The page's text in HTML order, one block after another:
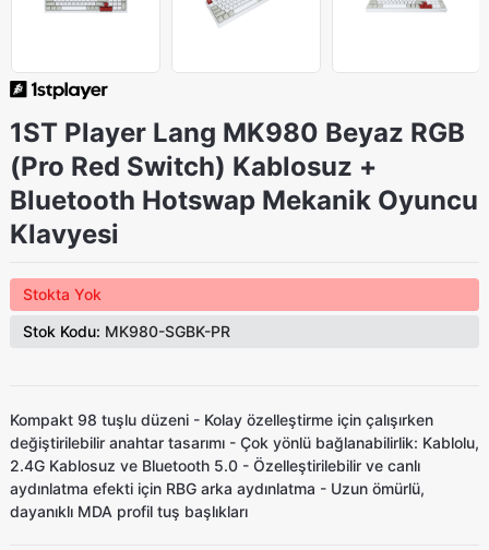
1ST Player Lang MK980 Beyaz RGB
(Pro Red Switch) Kablosuz +
Bluetooth Hotswap Mekanik Oyuncu
Klavyesi
Stokta Yok
Stok Kodu: MK980-SGBK-PR
Kompakt 98 tuşlu düzeni - Kolay özelleştirme için çalışırken
değiştirilebilir anahtar tasarımı - Çok yönlü bağlanabilirlik: Kablolu,
2.4G Kablosuz ve Bluetooth 5.0 - Özelleştirilebilir ve canlı
aydınlatma efekti için RBG arka aydınlatma - Uzun ömürlü,
dayanıklı MDA profil tuş başlıkları